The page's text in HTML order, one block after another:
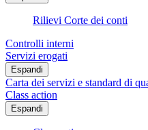
Rilievi Corte dei conti
Controlli interni
Servizi erogati
Espandi
Carta dei servizi e standard di
Class action
Espandi